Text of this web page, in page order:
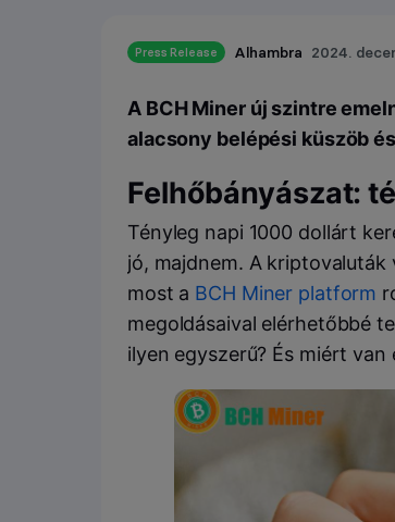
Press Release Alhambra 2024.
A BCH Miner új szintre
alacsony belépési küszöb
Felhőbányászat:
Tényleg napi 1000 dollárt
jó, majdnem. A kriptovaluták
most a BCH Miner platform
megoldásaival elérhetőbbé
ilyen egyszerű? És miért